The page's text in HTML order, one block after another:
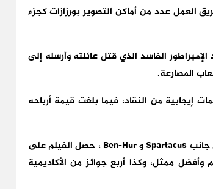
العمل عدد من أماكن التصوير بورزازات كجزء
الفاسد الذي قتل عائلته وأرسله إلى
المصارعة.
عام 2000، وقد تلقى تقييمات إيجابية من النقاد، فيما بلغت قيمة أرباحه
ويُعد “Gladiator”، أحد أعظم الشخصيات في تاريخ السينما إلى جانب Spartacus و Ben-Hur ، حصل الفيلم على
ممثل، وكذا أربع جوائز من الأكاديمية